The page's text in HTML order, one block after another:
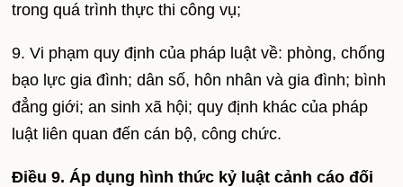
trong quá trình thực thi công vụ;
9. Vi phạm quy định của pháp luật về: phòng, chống
bạo lực gia đình; dân số, hôn nhân và gia đình; bình
đẳng giới; an sinh xã hội; quy định khác của pháp
luật liên quan đến cán bộ, công chức.
Điều 9. Áp dụng hình thức kỷ luật cảnh cáo đối